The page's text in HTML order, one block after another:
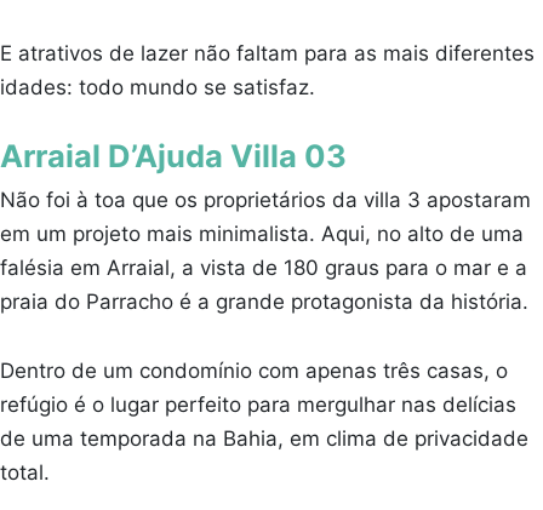
E atrativos de lazer não faltam para as mais diferentes
idades: todo mundo se satisfaz.
Arraial D’Ajuda Villa 03
Não foi à toa que os proprietários da villa 3 apostaram
em um projeto mais minimalista. Aqui, no alto de uma
falésia em Arraial, a vista de 180 graus para o mar e a
praia do Parracho é a grande protagonista da história.
Dentro de um condomínio com apenas três casas, o
refúgio é o lugar perfeito para mergulhar nas delícias
de uma temporada na Bahia, em clima de privacidade
total.